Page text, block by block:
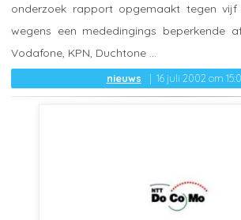
nieuws 16 juli 2002 om
onderzoek rapport opgemaakt tegen
wegens een mededingings beperkende
Vodafone, KPN, Duchtone ...